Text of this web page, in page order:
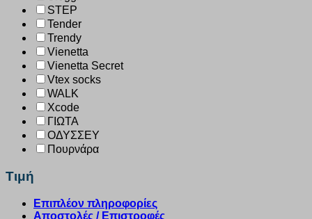
STEP
Tender
Trendy
Vienetta
Vienetta Secret
Vtex socks
WALK
Xcode
ΓΙΩΤΑ
ΟΔΥΣΣΕΥ
Πουρνάρα
Τιμή
Επιπλέον πληροφορίες
Αποστολές / Επιστροφές